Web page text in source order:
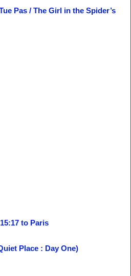
Pas / The Girl in the Spider’s
to Paris
Place : Day One)